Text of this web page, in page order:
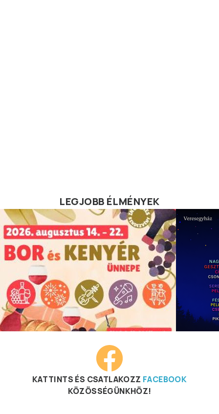
LEGJOBB ÉLMÉNYEK
KATTINTS ÉS CSATLAKOZZ FACEBOOK
KÖZÖSSÉGÜNKHÖZ!